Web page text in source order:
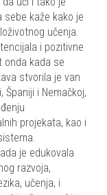
sebe kaže kako je
učenja.
i pozitivne
onda kada se
stvorila je van
i Nemačkoj,
projekata, kao i
je edukovala
razvoja,
učenja, i